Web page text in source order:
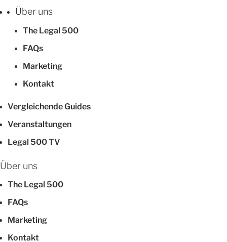
Über uns
The Legal 500
FAQs
Marketing
Kontakt
Vergleichende Guides
Veranstaltungen
Legal 500 TV
Über uns
The Legal 500
FAQs
Marketing
Kontakt